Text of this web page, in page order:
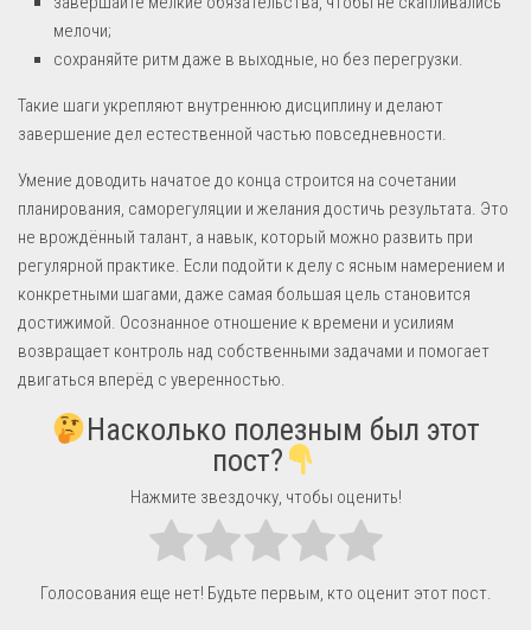
мелочи;
сохраняйте ритм даже в выходные, но без перегрузки.
Такие шаги укрепляют внутреннюю дисциплину и делают
завершение дел естественной частью повседневности.
Умение доводить начатое до конца строится на сочетании
планирования, саморегуляции и желания достичь результата. Это
не врождённый талант, а навык, который можно развить при
регулярной практике. Если подойти к делу с ясным намерением и
конкретными шагами, даже самая большая цель становится
достижимой. Осознанное отношение к времени и усилиям
возвращает контроль над собственными задачами и помогает
двигаться вперёд с уверенностью.
Насколько полезным был этот
пост?
Нажмите звездочку, чтобы оценить!
Голосования еще нет! Будьте первым, кто оценит этот пост.